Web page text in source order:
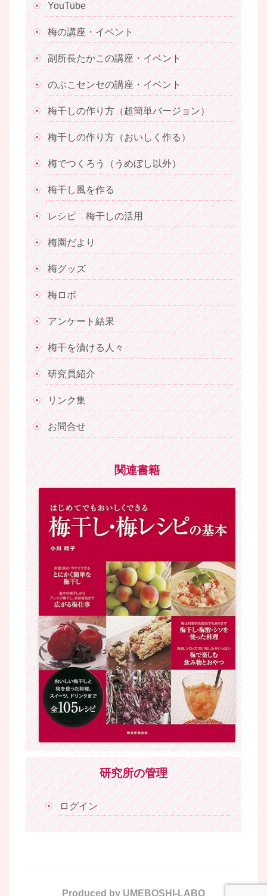
YouTube
梅の講座・イベント
副所長たかこの講座・イベント
のぶこセンセの講座・イベント
梅干しの作り方（超簡単バージョン）
梅干しの作り方（おいしく作る）
梅でつくろう（うめぼし以外）
梅干し風を作る
レシピ 梅干しの活用
梅園だより
梅グッズ
梅ロボ
アンケート結果
梅干を漬ける人々
研究員紹介
リンク集
お問合せ
関連書籍
研究所の管理
ログイン
Produced by UMEBOSHI-LABO